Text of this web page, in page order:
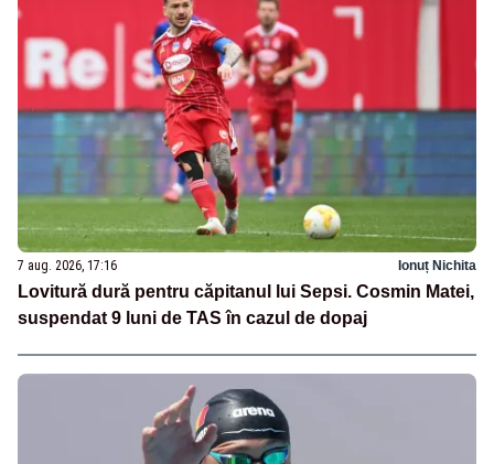
7 aug. 2026, 17:16 Ionuț Nichita
Lovitură dură pentru căpitanul lui Sepsi. Cosmin Matei,
suspendat 9 luni de TAS în cazul de dopaj